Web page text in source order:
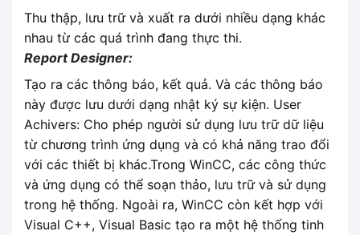
Thu thập, lưu trữ và xuất ra dưới nhiều dạng khác
nhau từ các quá trình đang thực thi.
Report Designer:
Tạo ra các thông báo, kết quả. Và các thông báo
này được lưu dưới dạng nhật ký sự kiện. User
Achivers: Cho phép người sử dụng lưu trữ dữ liệu
từ chương trình ứng dụng và có khả năng trao đổi
với các thiết bị khác.Trong WinCC, các công thức
và ứng dụng có thể soạn thảo, lưu trữ và sử dụng
trong hệ thống. Ngoài ra, WinCC còn kết hợp với
Visual C++, Visual Basic tạo ra một hệ thống tinh